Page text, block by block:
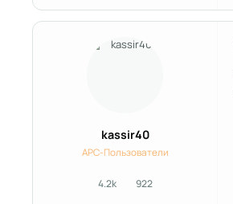
kassir40
APC-Пользователи
4.2kсообщения
922Репутация